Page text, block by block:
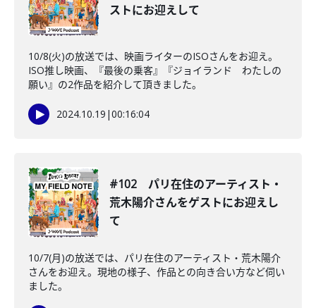
ストにお迎えして
10/8(火)の放送では、映画ライターのISOさんをお迎え。
ISO推し映画、『最後の乗客』『ジョイランド わたしの
願い』の2作品を紹介して頂きました。
2024.10.19 |00:16:04
#102 パリ在住のアーティスト・
荒木陽介さんをゲストにお迎えし
て
10/7(月)の放送では、パリ在住のアーティスト・荒木陽介
さんをお迎え。現地の様子、作品との向き合い方など伺い
ました。